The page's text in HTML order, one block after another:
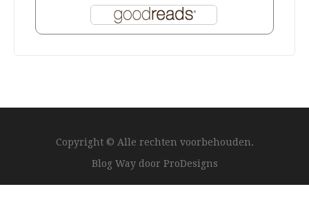
Copyright © Alle rechten voorbehouden.
Blog Way door ProDesigns